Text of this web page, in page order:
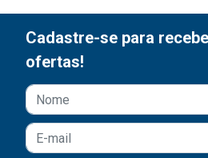
Cadastre-se para
ofertas!